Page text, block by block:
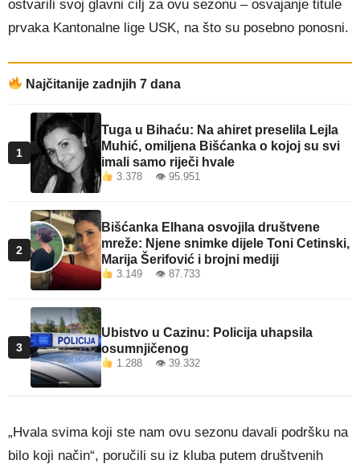
ostvarili svoj glavni cilj za ovu sezonu – osvajanje titule
prvaka Kantonalne lige USK, na što su posebno ponosni.
Najčitanije zadnjih 7 dana
1
Tuga u Bihaću: Na ahiret preselila Lejla
Muhić, omiljena Bišćanka o kojoj su svi
imali samo riječi hvale
3.378 👁 95.951
2
Bišćanka Elhana osvojila društvene
mreže: Njene snimke dijele Toni Cetinski,
Marija Šerifović i brojni mediji
3.149 👁 87.733
3
Ubistvo u Cazinu: Policija uhapsila
osumnjičenog
1.288 👁 39.332
„Hvala svima koji ste nam ovu sezonu davali podršku na
bilo koji način“, poručili su iz kluba putem društvenih